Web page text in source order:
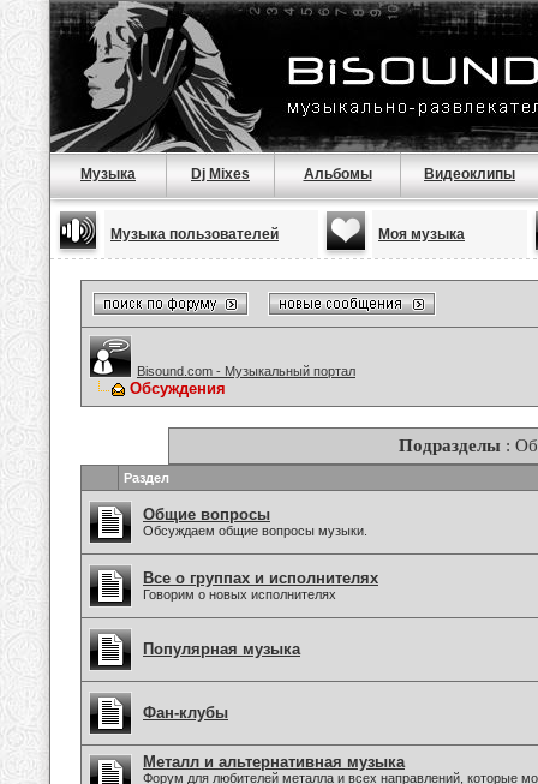
Музыка Dj Mixes Альбомы Видеоклипы
Музыка пользователей Моя музыка
Bisound.com - Музыкальный портал
Обсуждения
Подразделы :
Раздел
Общие вопросы
Обсуждаем общие вопросы музыки.
Все о группах и исполнителях
Говорим о новых исполнителях
Популярная музыка
Фан-клубы
Металл и альтернативная музыка
Форум для любителей металла и всех направлений, которые